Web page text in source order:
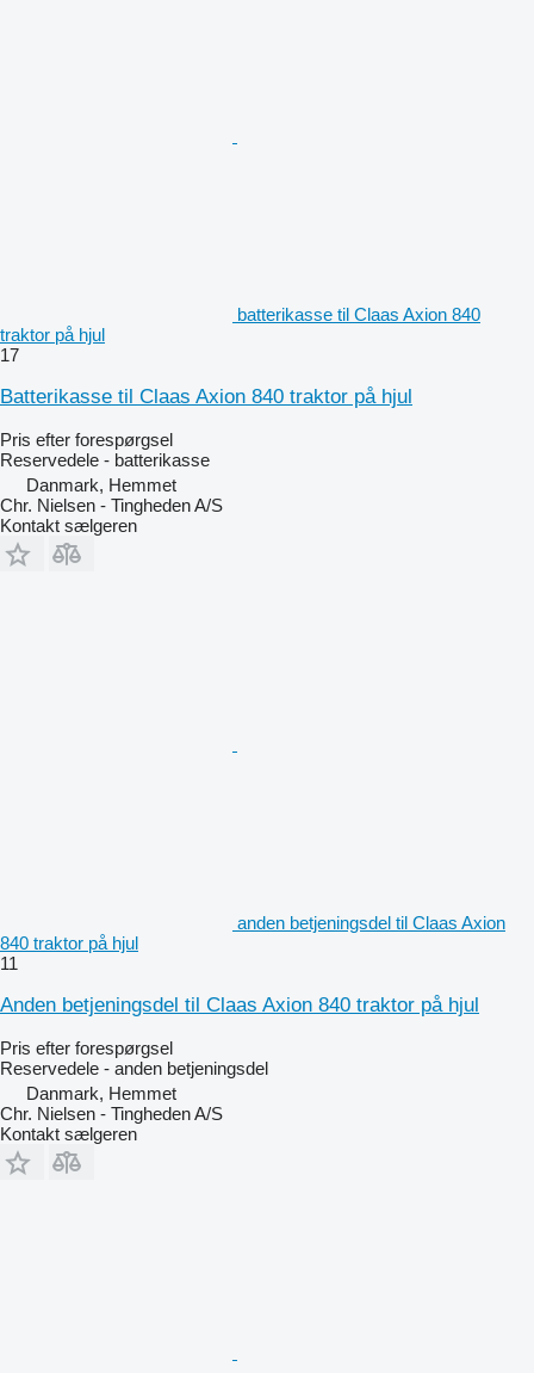
batterikasse til Claas Axion 840
traktor på hjul
17
Batterikasse til Claas Axion 840 traktor på hjul
Pris efter forespørgsel
Reservedele - batterikasse
Danmark, Hemmet
Chr. Nielsen - Tingheden A/S
Kontakt sælgeren
anden betjeningsdel til Claas Axion
840 traktor på hjul
11
Anden betjeningsdel til Claas Axion 840 traktor på hjul
Pris efter forespørgsel
Reservedele - anden betjeningsdel
Danmark, Hemmet
Chr. Nielsen - Tingheden A/S
Kontakt sælgeren